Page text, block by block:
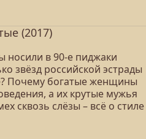
(2017)
в 90-е пиджаки
звёзд российской эстрады
Почему богатые женщины
а их крутые мужья
сквозь слёзы – всё о стиле